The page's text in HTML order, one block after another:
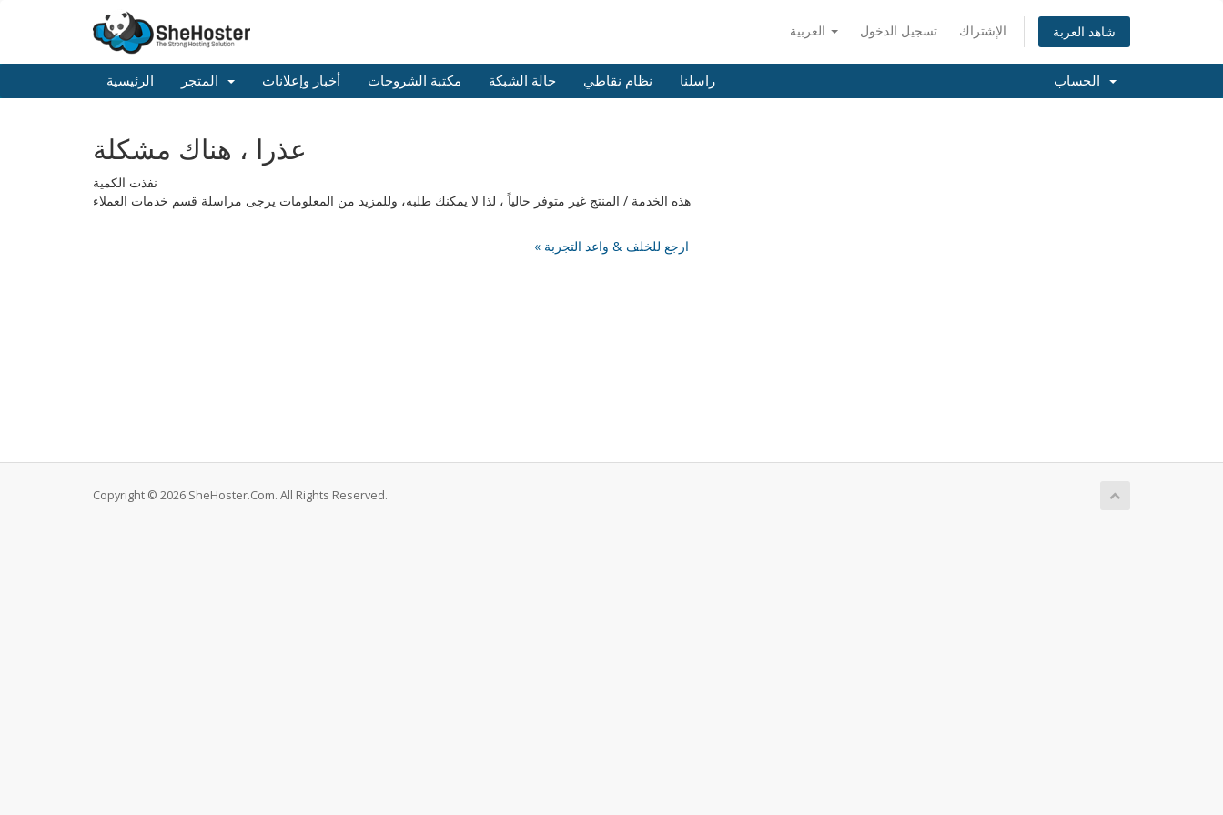
تسجيل الدخول الإشتراك شاهد العربة
الرئيسية أخبار وإعلانات مكتبة الشروحات حالة الشبكة نظام نقاطي راسلنا
عذرا ، هناك مشكلة
نفذت الكمية
هذه الخدمة / المنتج غير متوفر حالياً ، لذا لا يمكنك طلبه، وللمزيد من المعلومات يرجى مراسلة قسم خدمات العملاء
« ارجع للخلف & واعد التجربة
Copyright © 2026 SheHoster.Com. All Rights Reserved.